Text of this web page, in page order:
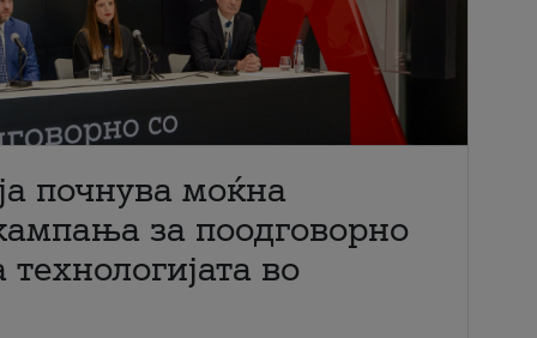
почнува моќна
за поодговорно
во